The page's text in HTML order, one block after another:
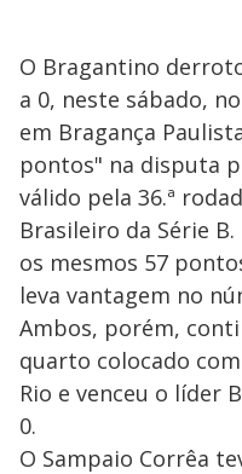
O Bragantino
a 0, neste sábado,
em Bragança
pontos" na disputa
válido pela 36.ª
Brasileiro da Série
os mesmos 57
leva vantagem no
Ambos, porém,
quarto colocado
Rio e venceu o líder
0.
O Sampaio Corrêa